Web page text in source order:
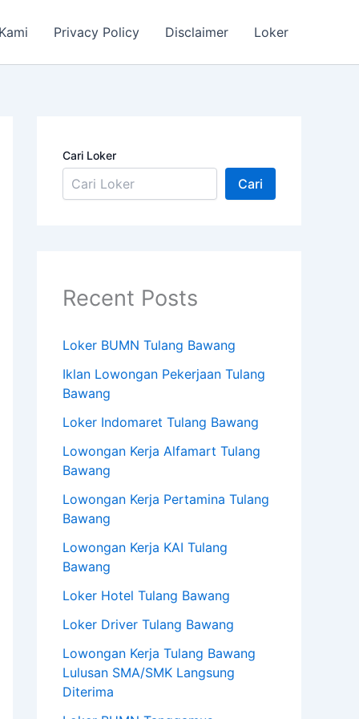
Privacy Policy Disclaimer Loker
Cari Loker
Cari
Recent Posts
Loker BUMN Tulang Bawang
Iklan Lowongan Pekerjaan Tulang
Bawang
Loker Indomaret Tulang Bawang
Lowongan Kerja Alfamart Tulang
Bawang
Lowongan Kerja Pertamina Tulang
Bawang
Lowongan Kerja KAI Tulang
Bawang
Loker Hotel Tulang Bawang
Loker Driver Tulang Bawang
Lowongan Kerja Tulang Bawang
Lulusan SMA/SMK Langsung
Diterima